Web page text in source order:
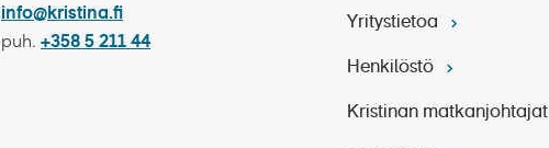
info@kristina.fi
puh. +358 5 211 44
Yritystietoa
Henkilöstö
Kristinan matkanjohtajat